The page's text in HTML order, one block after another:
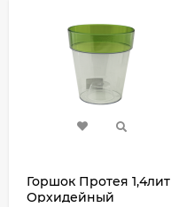
Горшок Протея 1,4лит
Орхидейный